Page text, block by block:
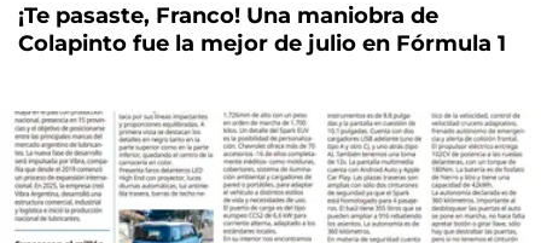
¡Te pasaste, Franco! Una maniobra de
Colapinto fue la mejor de julio en Fórmula 1